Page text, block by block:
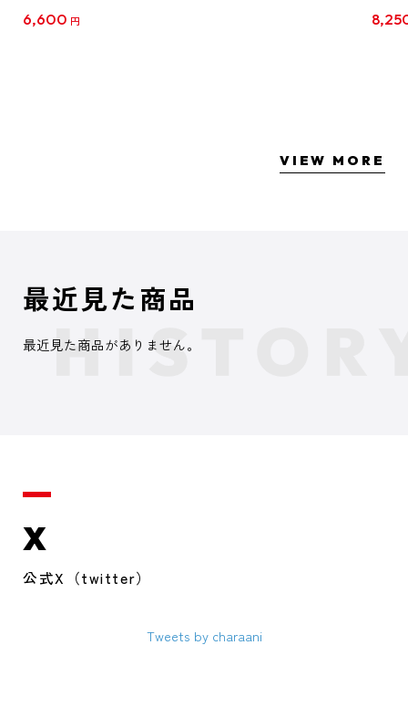
6,600 円
クリ
VIEW MORE
最近見た商品
最近見た商品がありません。
X
公式X（twitter）
Tweets by charaani